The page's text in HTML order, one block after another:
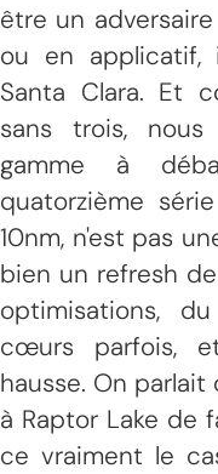
être un
ou en
Santa Clara. Et
sans trois,
gamme à
quatorzième
10nm, n'est pas
bien un refresh
optimisations,
cœurs parfois,
hausse. On
à Raptor Lake de
ce vraiment le